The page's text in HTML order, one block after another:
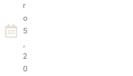
R
O
5
,
2
0